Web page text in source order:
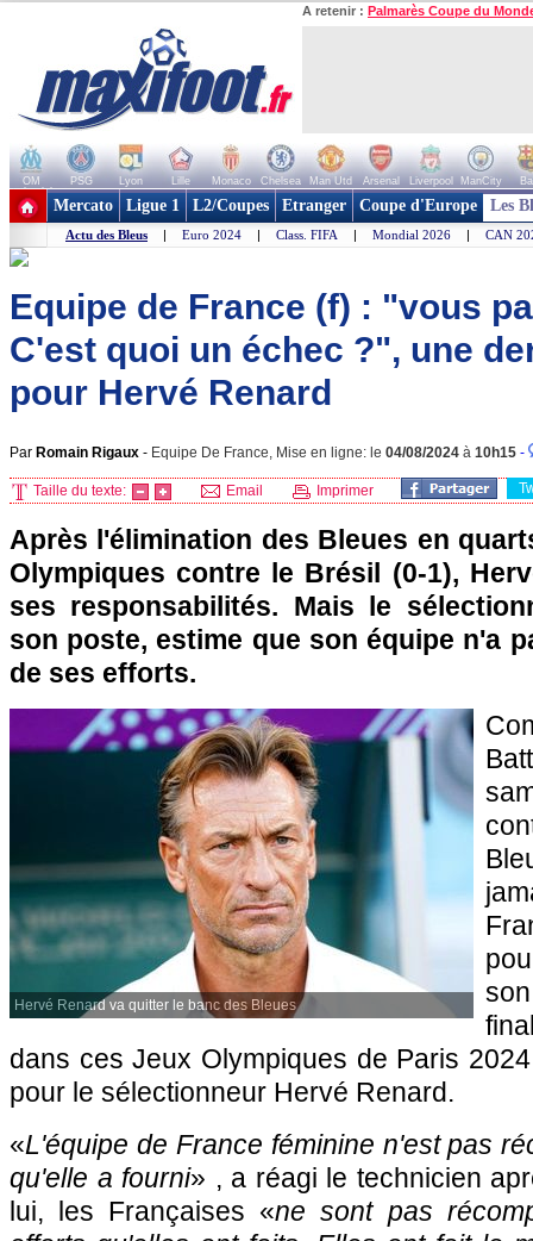
A retenir : Palmarès Coupe du
OM PSG Lyon Lille Monaco Chelsea Man Utd Arsenal Liverpool ManCity
+ de clubs
Mercato Ligue 1 L2/Coupes Etranger Coupe d'Europe Les
Actu des Bleus | Euro 2024 | Class. FIFA | Mondial 2026 | CAN
Equipe de France (f) : "vous
C'est quoi un échec ?", une
pour Hervé Renard
Par Romain Rigaux - Equipe De France, Mise en ligne: le 04/08/2024 à 10h15 -
Taille du texte: Email Imprimer
Après l'élimination des Bleues en
Olympiques contre le Brésil (0-1),
ses responsabilités. Mais le
son poste, estime que son équipe n'a
de ses efforts.
Hervé Renard va quitter le banc des Bleues
dans ces Jeux Olympiques de Paris
pour le sélectionneur Hervé Renard.
«L'équipe de France féminine n'est pas
qu'elle a fourni» , a réagi le technicien
lui, les Françaises «ne sont pas